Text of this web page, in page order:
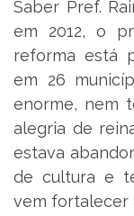
Saber Pref.
em 2012, o
reforma está
em 26
enorme, nem
alegria de
estava
de cultura e
vem fortalecer